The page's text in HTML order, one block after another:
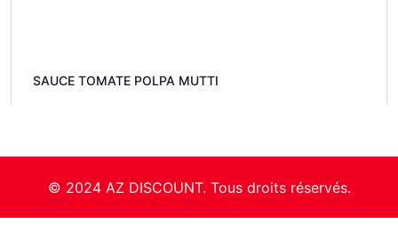
SAUCE TOMATE POLPA MUTTI
© 2024 AZ DISCOUNT. Tous droits réservés.